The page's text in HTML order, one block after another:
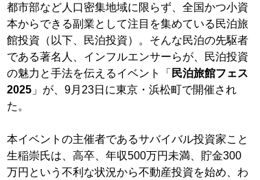
都市部など人口密集地域に限らず、全国かつ小資
本からできる副業として注目を集めている民泊旅
館投資（以下、民泊投資）。そんな民泊の先駆者
である著名人、インフルエンサーらが、民泊投資
の魅力と手法を伝えるイベント「 民泊旅館フェス
2025 」が、9月23日に東京・浜松町で開催され
た。
本イベントの主催者であるサバイバル投資家こと
生稲崇氏は、高卒、年収500万円未満、貯金300
万円という不利な状況から不動産投資を始め、わ